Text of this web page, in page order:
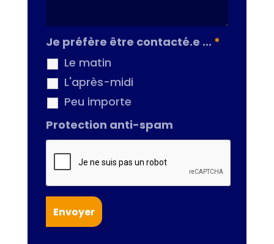
Je préfère être contacté.e ... *
Le matin
L'après-midi
Peu importe
Protection anti-spam